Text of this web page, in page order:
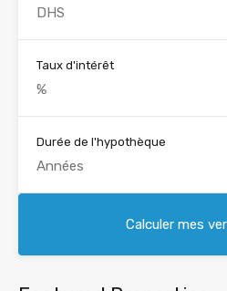
Taux d'intérêt
Durée de l'hypothèque